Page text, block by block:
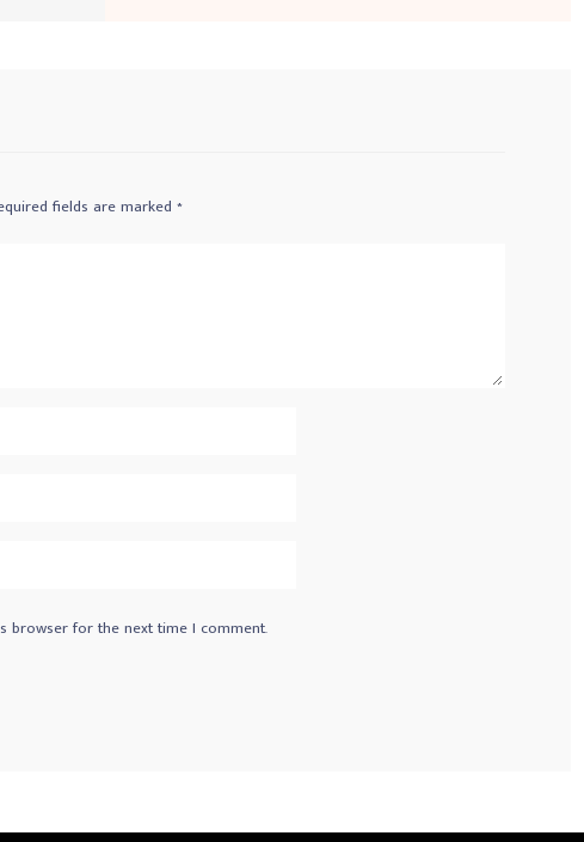
fields are marked *
browser for the next time I comment.